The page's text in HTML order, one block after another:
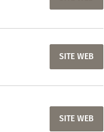
SITE WEB
SITE WEB